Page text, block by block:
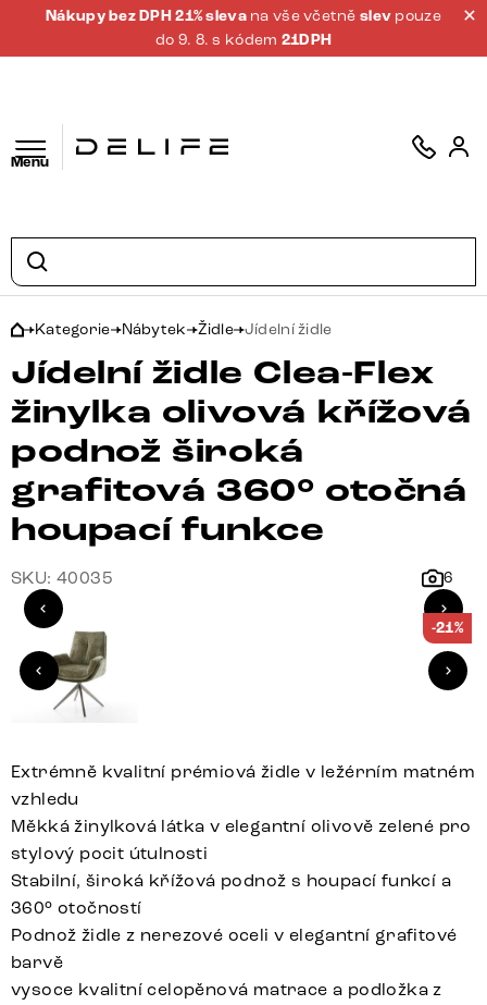
Nákupy bez DPH 21% sleva na vše včetněslev pouze
do 9. 8. s kódem 21DPH
Menu
Kategorie Nábytek Židle Jídelní židle
Jídelní židle Clea-Flex
žinylka olivová křížová
podnož široká
grafitová 360° otočná
houpací funkce
SKU: 40035 6
-21%
Extrémně kvalitní prémiová židle v ležérním matném
vzhledu
Měkká žinylková látka v elegantní olivově zelené pro
stylový pocit útulnosti
Stabilní, široká křížová podnož s houpací funkcí a
360° otočností
Podnož židle z nerezové oceli v elegantní grafitové
barvě
vysoce kvalitní celopěnová matrace a podložka z